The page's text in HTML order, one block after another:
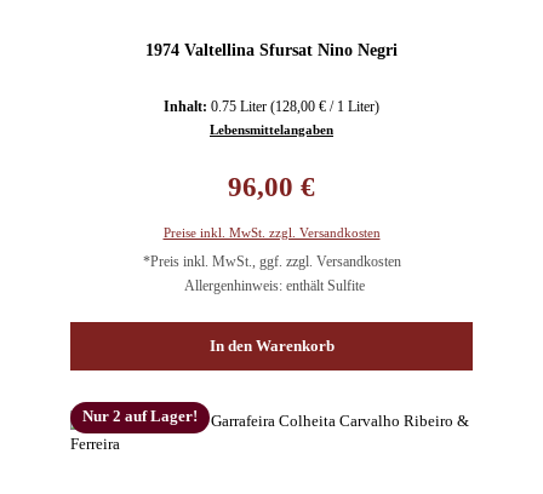
1974 Valtellina Sfursat Nino Negri
Inhalt: 0.75 Liter (128,00 € / 1 Liter)
Lebensmittelangaben
96,00 €
Preise inkl. MwSt. zzgl. Versandkosten
*Preis inkl. MwSt., ggf. zzgl. Versandkosten
Allergenhinweis: enthält Sulfite
In den Warenkorb
Nur 2 auf Lager!